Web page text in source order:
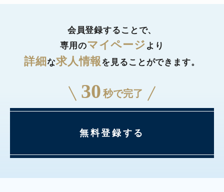
会員登録することで、
専用のマイページ より
詳細な求人情報を見ることができます。
30 秒で完了
無料登録する